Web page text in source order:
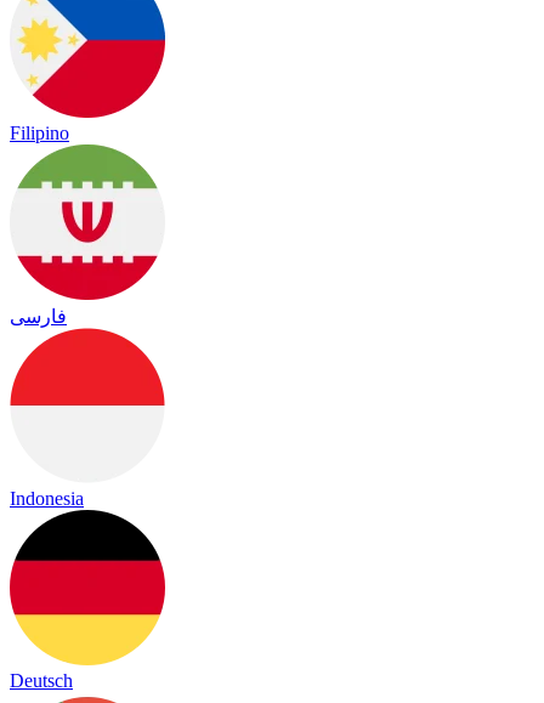
Filipino
فارسی
Indonesia
Deutsch